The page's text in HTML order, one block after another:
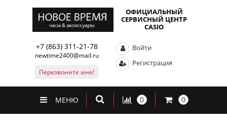
ОФИЦИАЛЬНЫЙ
СЕРВИСНЫЙ ЦЕНТР
CASIO
+7 (863) 311-21-78
newtime2400@mail.ru
Перезвоните мне!
Войти
Регистрация
МЕНЮ 0 0